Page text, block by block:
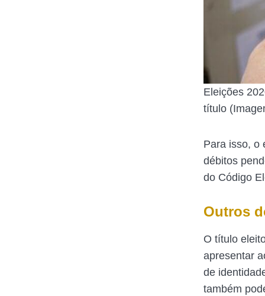
Eleições
título
Para isso, o
débitos
do Código
Outros
O título
apresentar
de
também